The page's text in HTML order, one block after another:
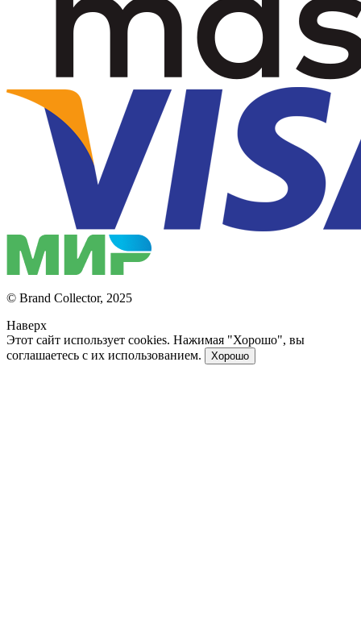
© Brand Collector, 2025
Наверх
Этот сайт использует cookies. Нажимая "Хорошо", вы
соглашаетесь с их использованием.
Хорошо